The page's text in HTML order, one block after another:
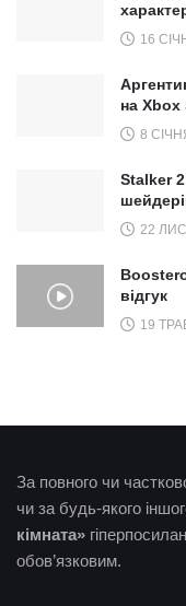
16
на Xbox
8
Stalker
22
відгук
19
За повного чи
чи за будь-якого
кімната»
обов’язковим.